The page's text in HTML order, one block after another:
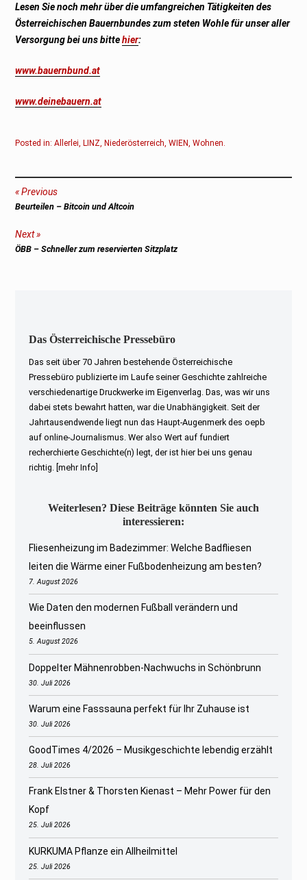
Lesen Sie noch mehr über die umfangreichen Tätigkeiten des
Österreichischen Bauernbundes zum steten Wohle für unser aller
Versorgung bei uns bittehier:
www.bauernbund.at
www.deinebauern.at
Posted in:Allerlei,LINZ,Niederösterreich,WIEN,Wohnen.
Beitragsnavigation
Previous
Previous
Beurteilen – Bitcoin und Altcoin
Next
Next
ÖBB – Schneller zum reservierten Sitzplatz
Das Österreichische Pressebüro
Das seit über 70 Jahren bestehende Österreichische
Pressebüro publizierte im Laufe seiner Geschichte zahlreiche
verschiedenartige Druckwerke im Eigenverlag. Das, was wir uns
dabei stets bewahrt hatten, war die Unabhängigkeit. Seit der
Jahrtausendwende liegt nun das Haupt-Augenmerk des oepb
auf online-Journalismus. Wer also Wert auf fundiert
recherchierte Geschichte(n) legt, der ist hier bei uns genau
richtig.
[mehr Info]
Weiterlesen? Diese Beiträge könnten Sie auch
interessieren:
Fliesenheizung im Badezimmer: Welche Badfliesen
leiten die Wärme einer Fußbodenheizung am besten?
7. August 2026
Wie Daten den modernen Fußball verändern und
beeinflussen
5. August 2026
Doppelter Mähnenrobben-Nachwuchs in Schönbrunn
30. Juli 2026
Warum eine Fasssauna perfekt für Ihr Zuhause ist
30. Juli 2026
GoodTimes 4/2026 – Musikgeschichte lebendig erzählt
28. Juli 2026
Frank Elstner & Thorsten Kienast – Mehr Power für den
Kopf
25. Juli 2026
KURKUMA Pflanze ein Allheilmittel
25. Juli 2026